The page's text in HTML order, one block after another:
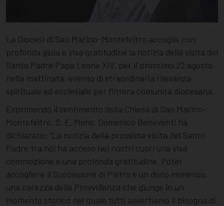
La Diocesi di San Marino-Montefeltro accoglie con
profonda gioia e viva gratitudine la notizia della visita del
Santo Padre Papa Leone XIV, per il prossimo 22 agosto
nella mattinata, evento di straordinaria rilevanza
spirituale ed ecclesiale per l’intera comunità diocesana.
Esprimendo il sentimento della Chiesa di San Marino-
Montefeltro, S. E. Mons. Domenico Beneventi ha
dichiarato: “La notizia della prossima visita del Santo
Padre tra noi ha acceso nei nostri cuori una viva
commozione e una profonda gratitudine. Poter
accogliere il Successore di Pietro è un dono immenso,
una carezza della Provvidenza che giunge in un
momento storico nel quale tutti avvertiamo il bisogno di